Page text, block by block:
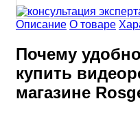
Описание О товаре
Почему
купить
магазине